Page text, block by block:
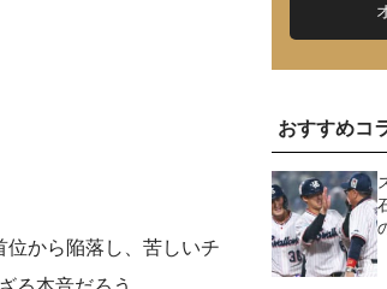
から陥落し、苦しいチ
おすすめコ